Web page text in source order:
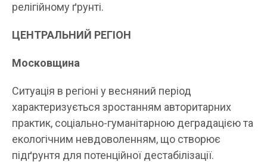
релігійному ґрунті.
ЦЕНТРАЛЬНИЙ РЕГІОН
Московщина
Ситуація в регіоні у весняний період
характеризується зростанням авторитарних
практик, соціально-гуманітарною деградацією та
екологічним невдоволенням, що створює
підґрунтя для потенційної дестабілізації.